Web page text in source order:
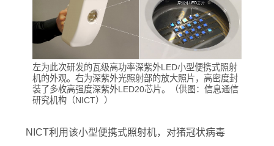
左为此次研发的瓦级高功率深紫外LED小型便携式照射
机的外观。右为深紫外光照射部的放大照片，高密度封
装了多枚高强度深紫外LED20芯片。（供图：信息通信
研究机构（NICT））
NICT利用该小型便携式照射机，对猪冠状病毒